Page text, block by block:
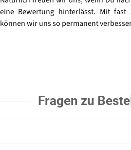
eine Bewertung hinterlässt. Mit fast
können wir uns so permanent
Fragen zu